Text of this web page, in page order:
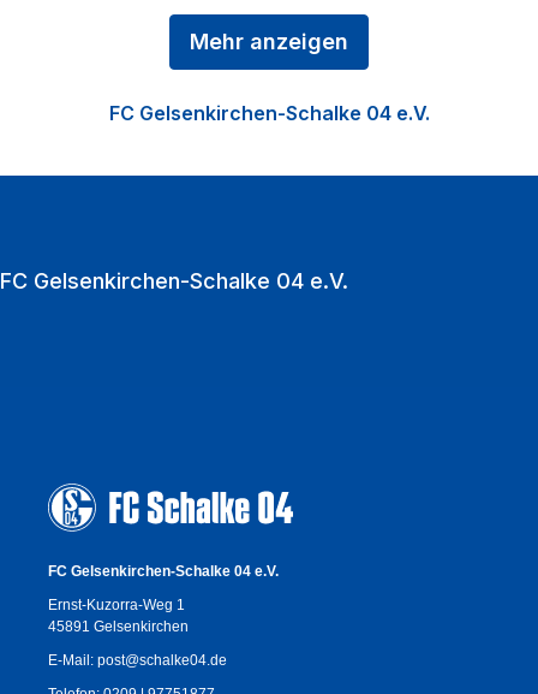
Mehr anzeigen
Region zu stärken. Das Kerngeschäft der
Königsblauen ist der Profifußball, ergänzt durch die
FC Gelsenkirchen-Schalke 04 e.V.
FC Gelsenkirchen-Schalke 04 e.V.